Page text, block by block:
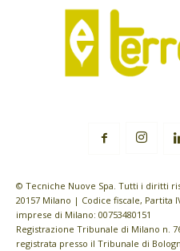
© Tecniche Nuove Spa. Tutti i diritti
20157 Milano | Codice fiscale, Partita
imprese di Milano: 00753480151
Registrazione Tribunale di Milano n.
registrata presso il Tribunale di